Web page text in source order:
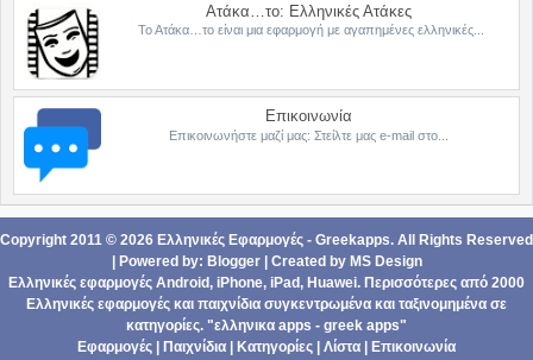
Ατάκα…το: Ελληνικές Ατάκες
Το Ατάκα…το είναι μια εφαρμογή με αγαπημένες ελληνικές...
Επικοινωνία
Επικοινωνήστε μαζί μας: Στείλτε μας e-mail στο...
Copyright 2011 © 2026 Ελληνικές Εφαρμογές - Greekapps. All Rights Reserved
| Powered by: Blogger| Created by MS Design
Ελληνικές εφαρμογές Android, iPhone, iPad, Ηuawei. Περισσότερες από 2000
Ελληνικές εφαρμογές και παιχνίδια συγκεντρωμένα και ταξινομημένα σε
κατηγορίες. "ελληνικα apps - greek apps"
Εφαρμογές
Παιχνίδια Κατηγορίες Λίστα Επικοινωνία